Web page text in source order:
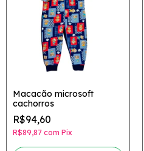
Macacão microsoft
cachorros
R$94,60
R$89,87 com Pix